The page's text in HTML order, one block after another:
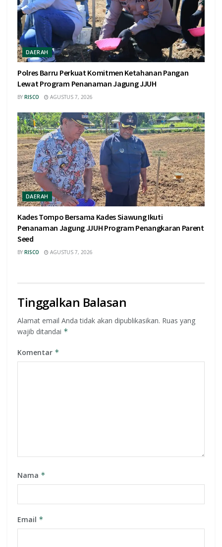
DAERAH
Polres Barru Perkuat Komitmen Ketahanan Pangan
Lewat Program Penanaman Jagung JJUH
BY RISCO AGUSTUS 7, 2026
DAERAH
Kades Tompo Bersama Kades Siawung Ikuti
Penanaman Jagung JJUH Program Penangkaran Parent
Seed
BY RISCO AGUSTUS 7, 2026
Tinggalkan Balasan
Alamat email Anda tidak akan dipublikasikan. Ruas yang
wajib ditandai *
Komentar *
Nama *
Email *